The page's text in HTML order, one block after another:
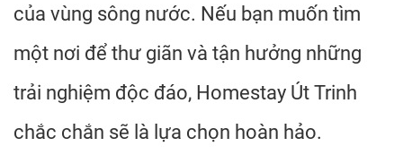
của vùng sông nước. Nếu bạn muốn tìm
một nơi để thư giãn và tận hưởng những
trải nghiệm độc đáo, Homestay Út Trinh
chắc chắn sẽ là lựa chọn hoàn hảo.